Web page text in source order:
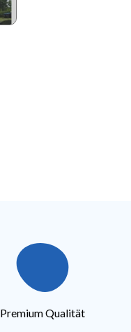
Premium Qualität